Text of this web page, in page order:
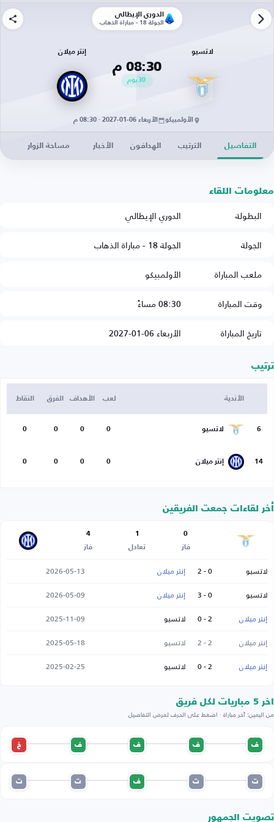
الدوري الإيطالي
الجولة 18 - مباراة الذهاب
لاتسيو
08:30 م
30يوم
إنتر ميلان
الأولمبيكو الأربعاء 06-01-2027 · 08:30 م
التفاصيل الترتيب الهدافون الأخبار مساحة الزوار
معلومات اللقاء
البطولة
الدوري الإيطالي
الجولة
الجولة 18 - مباراة الذهاب
ملعب المباراة
الأولمبيكو
وقت المباراة
08:30 مساءً
تاريخ المباراة
الأربعاء 06-01-2027
ترتيب
الأندية لعب الأهداف الفرق النقاط
6 لاتسيو 0
0
0
0
14 إنتر ميلان 0
0
0
0
أخر لقاءات جمعت الفريقين
0
فاز
1
تعادل
4
فاز
لاتسيو 0 - 2 إنتر ميلان
2026-05-13
لاتسيو
0 - 3 إنتر ميلان
2026-05-09
إنتر ميلان
2 - 0 لاتسيو
2025-11-09
إنتر ميلان
2 - 2 لاتسيو
2025-05-18
إنتر ميلان
2 - 0 لاتسيو 2025-02-25
اخر 5 مباريات لكل فريق
من اليمين: آخر مباراة · اضغط على الحرف لعرض التفاصيل
ف ف ف ف خ
ت ت ف ت ت
تصويت الجمهور